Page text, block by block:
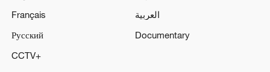
Français
العربية
Русский
Documentary
CCTV+